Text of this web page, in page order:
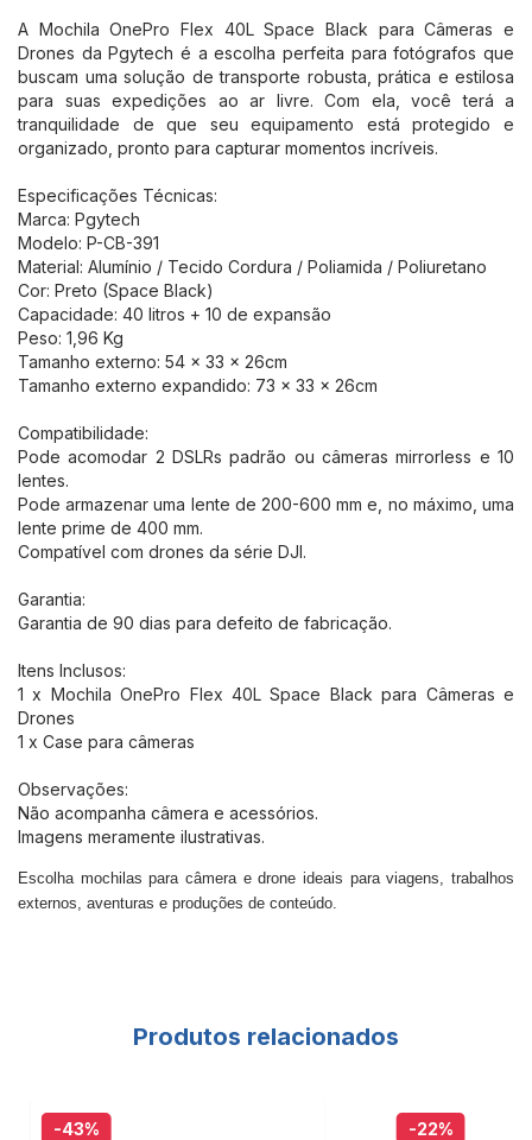
A Mochila OnePro Flex 40L Space Black para Câmeras e
Drones da Pgytech é a escolha perfeita para fotógrafos que
buscam uma solução de transporte robusta, prática e estilosa
para suas expedições ao ar livre. Com ela, você terá a
tranquilidade de que seu equipamento está protegido e
organizado, pronto para capturar momentos incríveis.
Especificações Técnicas:
Marca: Pgytech
Modelo: P-CB-391
Material: Alumínio / Tecido Cordura / Poliamida / Poliuretano
Cor: Preto (Space Black)
Capacidade: 40 litros + 10 de expansão
Peso: 1,96 Kg
Tamanho externo: 54 x 33 x 26cm
Tamanho externo expandido: 73 x 33 x 26cm
Compatibilidade:
Pode acomodar 2 DSLRs padrão ou câmeras mirrorless e 10
lentes.
Pode armazenar uma lente de 200-600 mm e, no máximo, uma
lente prime de 400 mm.
Compatível com drones da série DJI.
Garantia:
Garantia de 90 dias para defeito de fabricação.
Itens Inclusos:
1 x Mochila OnePro Flex 40L Space Black para Câmeras e
Drones
1 x Case para câmeras
Observações:
Não acompanha câmera e acessórios.
Imagens meramente ilustrativas.
Escolha mochilas para câmera e drone ideais para viagens, trabalhos
externos, aventuras e produções de conteúdo.
Produtos relacionados
-43% -22%